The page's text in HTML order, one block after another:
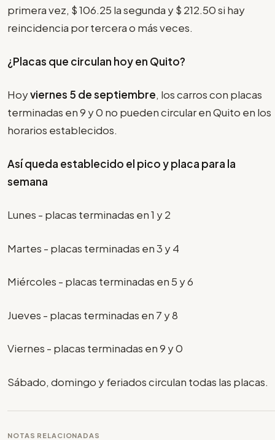
primera vez, $ 106.25 la segunda y $ 212.50 si hay
reincidencia por tercera o más veces.
¿Placas que circulan hoy en Quito?
Hoyviernes 5 de septiembre, los carros con placas
terminadas en 9 y 0 no pueden circular en Quito en los
horarios establecidos.
Así queda establecido el pico y placa para la
semana
Lunes - placas terminadas en 1 y 2
Martes - placas terminadas en 3 y 4
Miércoles - placas terminadas en 5 y 6
Jueves - placas terminadas en 7 y 8
Viernes - placas terminadas en 9 y 0
Sábado, domingo y feriados circulan todas las placas.
NOTAS RELACIONADAS